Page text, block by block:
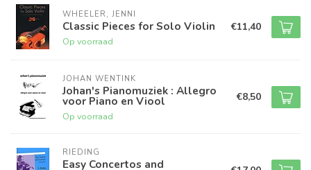
WHEELER, JENNI
Classic Pieces for Solo Violin
Op voorraad
€11,40
JOHAN WENTINK
Johan's Pianomuziek : Allegro
voor Piano en Viool
Op voorraad
€8,50
RIEDING
Easy Concertos and